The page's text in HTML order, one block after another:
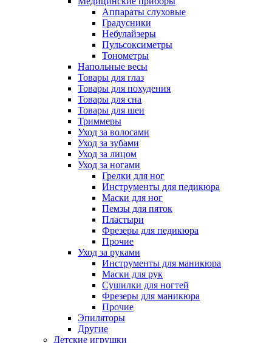
Аппараты слуховые
Градусники
Небулайзеры
Пульсоксиметры
Тонометры
Напольные весы
Товары для глаз
Товары для похудения
Товары для сна
Товары для шеи
Триммеры
Уход за волосами
Уход за зубами
Уход за лицом
Уход за ногами
Грелки для ног
Инструменты для педикюра
Маски для ног
Пемзы для пяток
Пластыри
Фрезеры для педикюра
Прочие
Уход за руками
Инструменты для маникюра
Маски для рук
Сушилки для ногтей
Фрезеры для маникюра
Прочие
Эпиляторы
Другие
Детские игрушки